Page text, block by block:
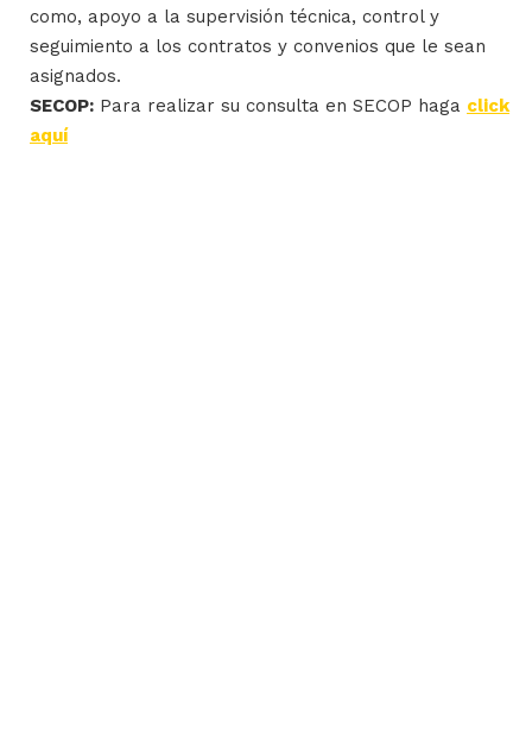
como, apoyo a la supervisión técnica, control y
seguimiento a los contratos y convenios que le sean
asignados.
SECOP: Para realizar su consulta en SECOP haga click
aquí